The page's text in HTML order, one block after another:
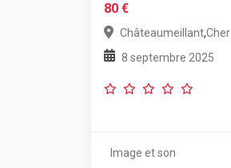
80 €
Châteaumeillant,Cher
8 septembre 2025
Image et son